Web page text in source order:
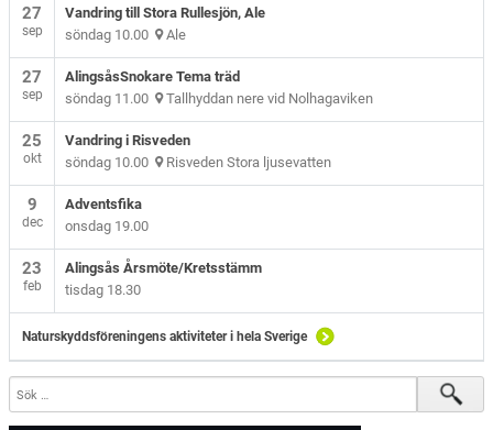
27
sep
Vandring till Stora Rullesjön, Ale
söndag 10.00 Ale
27
sep
AlingsåsSnokare Tema träd
söndag 11.00 Tallhyddan nere vid Nolhagaviken
25
okt
Vandring i Risveden
söndag 10.00 Risveden Stora ljusevatten
9
dec
Adventsfika
onsdag 19.00
23
feb
Alingsås Årsmöte/Kretsstämm
tisdag 18.30
Naturskyddsföreningens aktiviteter i hela Sverige